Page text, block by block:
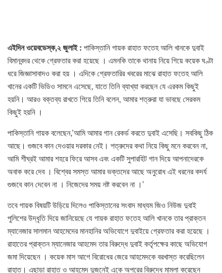
এইদিন ওয়েবডেস্ক,২ জুলাই : পাকিস্তানি গায়ক রাহাত ফতেহ আলি খানকে দুবাই
বিমানবন্দর থেকে গ্রেফতার করা হয়েছে । এমনকি তাকে থানায় নিয়ে গিয়ে কয়েক ঘণ্টা
ধরে জিজ্ঞাসাবাদও করা হয় । এদিকে গ্রেফতারির খবরের মাঝে রাহাত ফতেহ আলি
খানের একটি ভিডিও সামনে এসেছে, যাতে তিনি ব্যাখ্যা করছেন যে এরকম কিছুই
হয়নি। আরও বক্তব্য রাখতে গিয়ে তিনি বলেন, আমার শত্রুরা যা ভাবছে সেরকম
কিছুই হয়নি ।
পাকিস্তানি গায়ক বলেছেন,’আমি আমার গান রেকর্ড করতে দুবাই এসেছি। সবকিছু ঠিক
আছে। গুজবে কান দেওয়ার দরকার নেই। শত্রুদের কথা নিয়ে কিছু মনে করবেন না,
আমি শীঘ্রই আমার শহরে ফিরে আসব এবং একটি সুপারহিট গান দিয়ে আপনাদেরকে
অবাক করে দেব । বিশ্বের সমস্ত আমার ভক্তদের আছে অনুরোধ এই ধরনের কদর্য
গুজবে কান দেবেন না । নিজেদের সময় নষ্ট করবেন না ।’
তবে গায়ক বিষয়টি উড়িয়ে দিলেও পাকিস্তানের সংবাদ মাধ্যম জিও নিউজ দুবাই
পুলিশের উদ্ধৃতি দিয়ে জানিয়েছে যে গায়ক রাহাত ফতেহ আলি খানকে তার প্রাক্তন
ম্যানেজার সালমান আহমেদের মানহানির অভিযোগে দুবাইয়ে গ্রেফতার করা হয়েছে ।
রাহাতের প্রাক্তন ম্যানেজার আহমেদ তার বিরুদ্ধে দুবাই কর্তৃপক্ষের কাছে অভিযোগ
জমা দিয়েছেন । কয়েক মাস আগে বিরোধের জেরে আহমেদকে বরখাস্ত করেছিলেন
রাহাত। এছাড়া রাহাত ও আহমেদ দুজনেই একে অপরের বিরুদ্ধে মামলা করেছেন